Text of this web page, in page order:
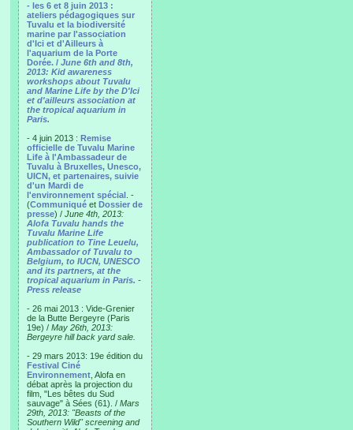
- les 6 et 8 juin 2013 :
ateliers pédagogiques sur
Tuvalu et la biodiversité
marine par l'association
d'Ici et d'Ailleurs à
l'aquarium de la Porte
Dorée. / June 6th and 8th,
2013: Kid awareness
workshops about Tuvalu
and Marine Life by the D'Ici
et d'ailleurs association at
the tropical aquarium in
Paris.
- 4 juin 2013 : Remise
officielle de Tuvalu Marine
Life à l'Ambassadeur de
Tuvalu à Bruxelles, Unesco,
UICN, et partenaires, suivie
d'un Mardi de
l'environnement spécial . -
(Communiqué et Dossier de
presse) / June 4th, 2013:
Alofa Tuvalu hands the
Tuvalu Marine Life
publication to Tine Leuelu,
Ambassador of Tuvalu to
Belgium, to IUCN, UNESCO
and its partners, at the
tropical aquarium in Paris. -
Press release
- 26 mai 2013 : Vide-Grenier
de la Butte Bergeyre (Paris
19e) / May 26th, 2013:
Bergeyre hill back yard sale.
- 29 mars 2013: 19e édition du
Festival Ciné
Environnement , Alofa en
débat après la projection du
film, "Les bêtes du Sud
sauvage" à Sées (61). / Mars
29th, 2013: "Beasts of the
Southern Wild" screening and